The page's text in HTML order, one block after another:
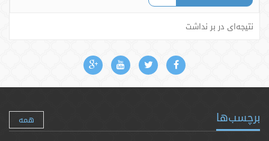
نتیجه‌ای در بر نداشت
برچسب‌ها همه